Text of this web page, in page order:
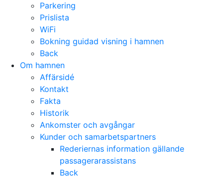
Parkering
Prislista
WiFi
Bokning guidad visning i hamnen
Back
Om hamnen
Affärsidé
Kontakt
Fakta
Historik
Ankomster och avgångar
Kunder och samarbetspartners
Rederiernas information gällande
passagerarassistans
Back